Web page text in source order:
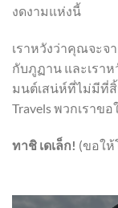
งดงามแห่งนี้
เราหวังว่าคุณจะจ
กับภูฏาน และเรา
มนต์เสน่ห์ที่ไม่มีที่สิ้
Travels พวกเรา
ทาชิ เดเล็ก! (ขอใ